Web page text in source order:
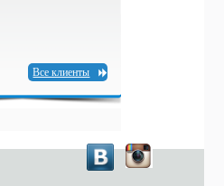
Все клиенты